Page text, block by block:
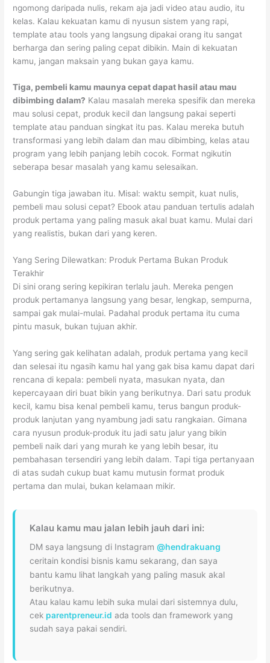
ngomong daripada nulis, rekam aja jadi video atau audio, itu
kelas. Kalau kekuatan kamu di nyusun sistem yang rapi,
template atau tools yang langsung dipakai orang itu sangat
berharga dan sering paling cepat dibikin. Main di kekuatan
kamu, jangan maksain yang bukan gaya kamu.
Tiga, pembeli kamu maunya cepat dapat hasil atau mau
dibimbing dalam? Kalau masalah mereka spesifik dan mereka
mau solusi cepat, produk kecil dan langsung pakai seperti
template atau panduan singkat itu pas. Kalau mereka butuh
transformasi yang lebih dalam dan mau dibimbing, kelas atau
program yang lebih panjang lebih cocok. Format ngikutin
seberapa besar masalah yang kamu selesaikan.
Gabungin tiga jawaban itu. Misal: waktu sempit, kuat nulis,
pembeli mau solusi cepat? Ebook atau panduan tertulis adalah
produk pertama yang paling masuk akal buat kamu. Mulai dari
yang realistis, bukan dari yang keren.
Yang Sering Dilewatkan: Produk Pertama Bukan Produk
Terakhir
Di sini orang sering kepikiran terlalu jauh. Mereka pengen
produk pertamanya langsung yang besar, lengkap, sempurna,
sampai gak mulai-mulai. Padahal produk pertama itu cuma
pintu masuk, bukan tujuan akhir.
Yang sering gak kelihatan adalah, produk pertama yang kecil
dan selesai itu ngasih kamu hal yang gak bisa kamu dapat dari
rencana di kepala: pembeli nyata, masukan nyata, dan
kepercayaan diri buat bikin yang berikutnya. Dari satu produk
kecil, kamu bisa kenal pembeli kamu, terus bangun produk-
produk lanjutan yang nyambung jadi satu rangkaian. Gimana
cara nyusun produk-produk itu jadi satu jalur yang bikin
pembeli naik dari yang murah ke yang lebih besar, itu
pembahasan tersendiri yang lebih dalam. Tapi tiga pertanyaan
di atas sudah cukup buat kamu mutusin format produk
pertama dan mulai, bukan kelamaan mikir.
Kalau kamu mau jalan lebih jauh dari ini:
DM saya langsung di Instagram@hendrakuang
ceritain kondisi bisnis kamu sekarang, dan saya
bantu kamu lihat langkah yang paling masuk akal
berikutnya.
Atau kalau kamu lebih suka mulai dari sistemnya dulu,
cek parentpreneur.id ada tools dan framework yang
sudah saya pakai sendiri.